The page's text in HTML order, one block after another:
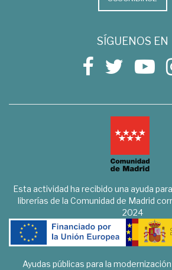
SÍGUENOS EN
Esta actividad ha recibido una ayuda
librerías de la Comunidad de Madrid
2024
Ayudas públicas para la